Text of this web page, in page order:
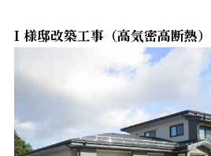
Ｉ様邸改築工事（高気密高断熱）